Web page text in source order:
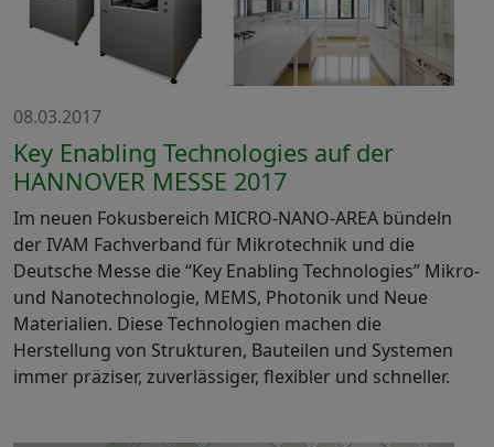
08.03.2017
Key Enabling Technologies auf der
HANNOVER MESSE 2017
Im neuen Fokusbereich MICRO-NANO-AREA bündeln
der IVAM Fachverband für Mikrotechnik und die
Deutsche Messe die “Key Enabling Technologies” Mikro-
und Nanotechnologie, MEMS, Photonik und Neue
Materialien. Diese Technologien machen die
Herstellung von Strukturen, Bauteilen und Systemen
immer präziser, zuverlässiger, flexibler und schneller.